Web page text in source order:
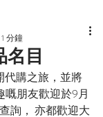
名目
分鐘
代購之旅，並將
嘅朋友歡迎於9月
詢， 亦都歡迎大